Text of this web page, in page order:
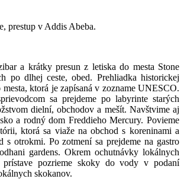
prestup v Addis Abeba.
a krátky presun z letiska do mesta Stone
po dlhej ceste, obed. Prehliadka historickej
mesta, ktorá je zapísaná v zozname UNESCO.
sa prejdeme po labyrinte starých
dielní, obchodov a mešít. Navštvime aj
a rodný dom Freddieho Mercury. Povieme
ktorá sa viaže na obchod s koreninami a
s otrokmi. Po zotmení sa prejdeme na gastro
gardens. Okrem ochutnávky lokálnych
pozrieme skoky do vody v podaní
skokanov.